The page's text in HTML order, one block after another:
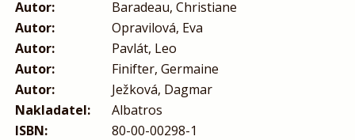
Autor:
Baradeau, Christiane
Autor:
Opravilová, Eva
Autor:
Pavlát, Leo
Autor:
Finifter, Germaine
Autor:
Ježková, Dagmar
Nakladatel:
Albatros
ISBN:
80-00-00298-1